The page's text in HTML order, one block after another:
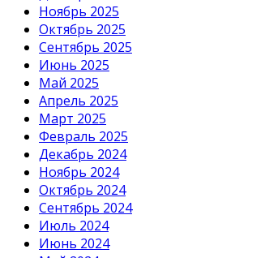
Ноябрь 2025
Октябрь 2025
Сентябрь 2025
Июнь 2025
Май 2025
Апрель 2025
Март 2025
Февраль 2025
Декабрь 2024
Ноябрь 2024
Октябрь 2024
Сентябрь 2024
Июль 2024
Июнь 2024